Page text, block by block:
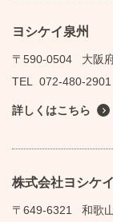
ヨシケイ泉州
〒590-0504
大阪
TEL
072-480-2901
詳しくはこちら
株式会社ヨシケ
〒649-6321
和歌